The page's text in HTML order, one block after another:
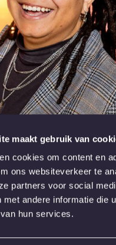
maakt gebruik van
cookies om content en
ons websiteverkeer te
partners voor social
met andere informatie die
hun services.
en middelen om
werkdagen te